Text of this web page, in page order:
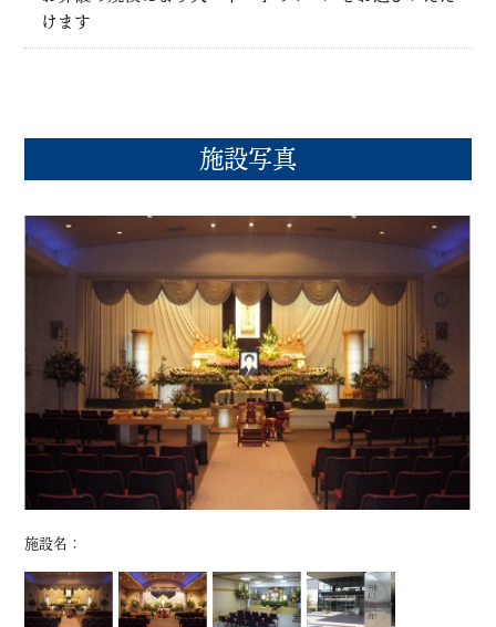
けます
施設写真
施設名：